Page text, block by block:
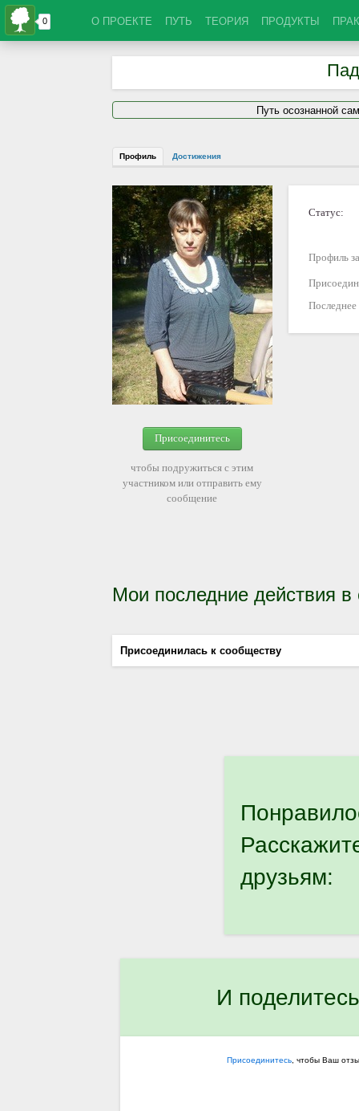
О ПРОЕКТЕ ПУТЬ ТЕОРИЯ ПРОДУКТЫ
Путь осознанной
Профиль Достижения
Присоединитесь
чтобы подружиться с этим
участником или отправить ему
сообщение
Статус:
Профиль
Мои последние действия
Присоединилась к сообществу
друзьям:
И
Присоединитесь , чтобы Ваш